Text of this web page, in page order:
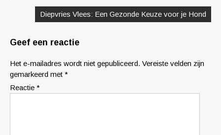
Diepvries Vlees: Een Gezonde Keuze voor je Hond
Geef een reactie
Het e-mailadres wordt niet gepubliceerd. Vereiste velden zijn
gemarkeerd met *
Reactie *